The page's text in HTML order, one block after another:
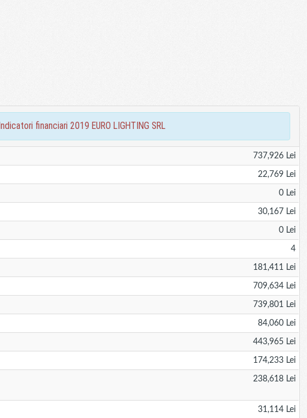
indicatori financiari 2019 EURO LIGHTING SRL
737,926 Lei
22,769 Lei
0 Lei
30,167 Lei
0 Lei
4
181,411 Lei
709,634 Lei
739,801 Lei
84,060 Lei
443,965 Lei
174,233 Lei
238,618 Lei
31,114 Lei